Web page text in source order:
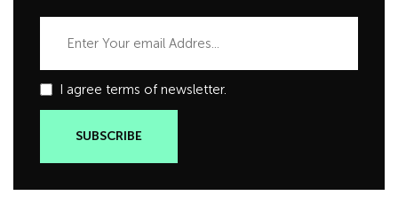
I agree terms of newsletter.